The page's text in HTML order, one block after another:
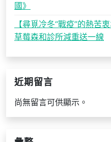
國》
【尋覓冷冬“戰疫”的熱苦
草莓森和診所減重送一線
近期留言
尚無留言可供顯示。